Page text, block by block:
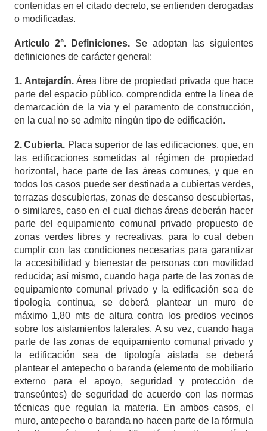
contenidas en el citado decreto, se entienden derogadas
o modificadas.
Artículo 2°. Definiciones. Se adoptan las siguientes
definiciones de carácter general:
1. Antejardín. Área libre de propiedad privada que hace
parte del espacio público, comprendida entre la línea de
demarcación de la vía y el paramento de construcción,
en la cual no se admite ningún tipo de edificación.
2.Cubierta. Placa superior de las edificaciones, que, en
las edificaciones sometidas al régimen de propiedad
horizontal, hace parte de las áreas comunes, y que en
todos los casos puede ser destinada a cubiertas verdes,
terrazas descubiertas, zonas de descanso descubiertas,
o similares, caso en el cual dichas áreas deberán hacer
parte del equipamiento comunal privado propuesto de
zonas verdes libres y recreativas, para lo cual deben
cumplir con las condiciones necesarias para garantizar
la accesibilidad y bienestar de personas con movilidad
reducida; así mismo, cuando haga parte de las zonas de
equipamiento comunal privado y la edificación sea de
tipología continua, se deberá plantear un muro de
máximo 1,80 mtsde altura contra los predios vecinos
sobre los aislamientos laterales. A su vez, cuando haga
parte de las zonas de equipamiento comunal privado y
la edificación sea de tipología aislada se deberá
plantear el antepecho o baranda (elemento de mobiliario
externo para el apoyo, seguridad y protección de
transeúntes) de seguridad de acuerdo con las normas
técnicas que regulan la materia. En ambos casos, el
muro, antepecho o baranda no hacen parte de la fórmula